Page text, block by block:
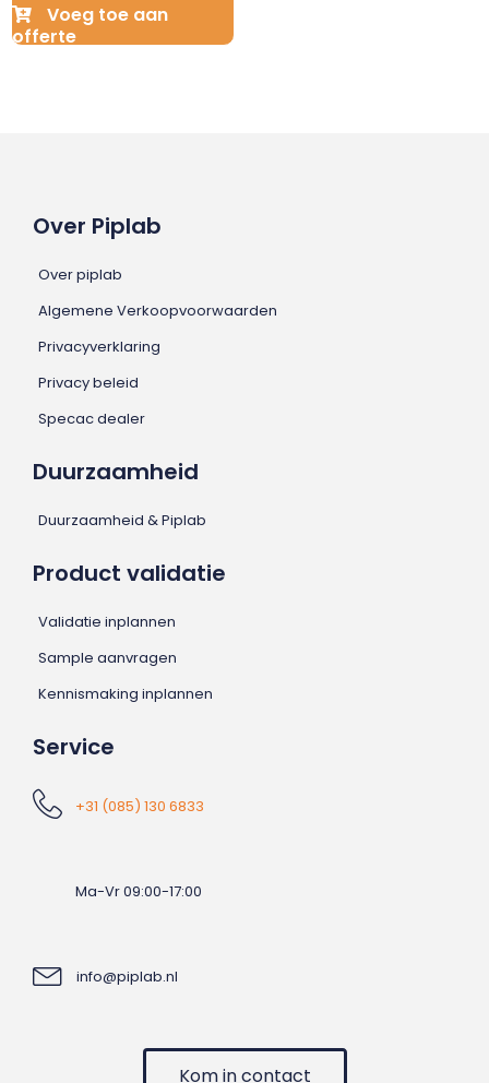
Voeg toe aan
offerte
Over Piplab
Over piplab
Algemene Verkoopvoorwaarden
Privacyverklaring
Privacy beleid
Specac dealer
Duurzaamheid
Duurzaamheid & Piplab
Product validatie
Validatie inplannen
Sample aanvragen
Kennismaking inplannen
Service
+31 (085) 130 6833
Ma-Vr 09:00-17:00
info@piplab.nl
Kom in contact